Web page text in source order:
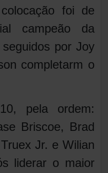
foi de
campeão da
por Joy
completarm o
pela ordem:
Briscoe, Brad
Jr. e Wilian
liderar o maior